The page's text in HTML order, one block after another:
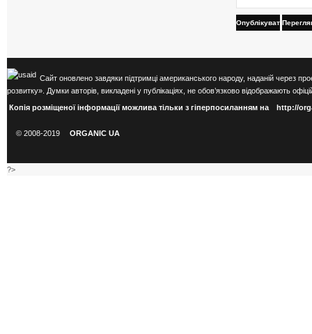
Опублікувати
Сайт оновлено завдяки підтримці американського народу, наданій через
розвитку». Думки авторів, викладені у публікаціях, не обов’язково відображають
Копія розміщеної інформації можлива тільки з гіперпосиланням на
http://
© 2008-2019 ORGANIC UA
?>